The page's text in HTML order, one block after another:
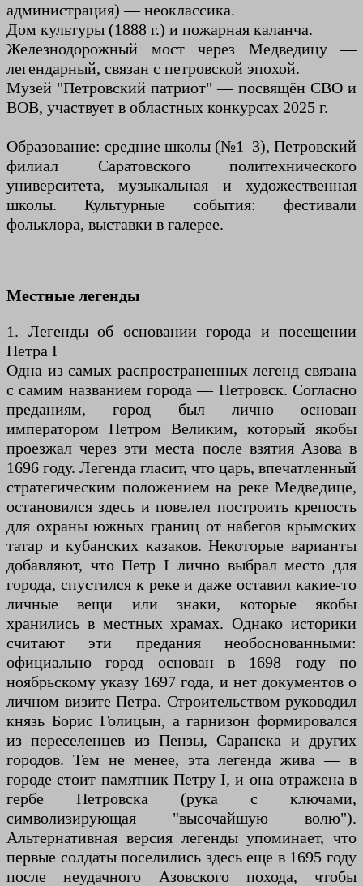
администрация) — неоклассика.
Дом культуры (1888 г.) и пожарная каланча.
Железнодорожный мост через Медведицу —
легендарный, связан с петровской эпохой.
Музей "Петровский патриот" — посвящён СВО и
ВОВ, участвует в областных конкурсах 2025 г.
Образование: средние школы (№1–3), Петровский
филиал Саратовского политехнического
университета, музыкальная и художественная
школы. Культурные события: фестивали
фольклора, выставки в галерее.
Местные легенды
1. Легенды об основании города и посещении
Петра I
Одна из самых распространенных легенд связана
с самим названием города — Петровск. Согласно
преданиям, город был лично основан
императором Петром Великим, который якобы
проезжал через эти места после взятия Азова в
1696 году. Легенда гласит, что царь, впечатленный
стратегическим положением на реке Медведице,
остановился здесь и повелел построить крепость
для охраны южных границ от набегов крымских
татар и кубанских казаков. Некоторые варианты
добавляют, что Петр I лично выбрал место для
города, спустился к реке и даже оставил какие-то
личные вещи или знаки, которые якобы
хранились в местных храмах. Однако историки
считают эти предания необоснованными:
официально город основан в 1698 году по
ноябрьскому указу 1697 года, и нет документов о
личном визите Петра. Строительством руководил
князь Борис Голицын, а гарнизон формировался
из переселенцев из Пензы, Саранска и других
городов. Тем не менее, эта легенда жива — в
городе стоит памятник Петру I, и она отражена в
гербе Петровска (рука с ключами,
символизирующая "высочайшую волю").
Альтернативная версия легенды упоминает, что
первые солдаты поселились здесь еще в 1695 году
после неудачного Азовского похода, чтобы